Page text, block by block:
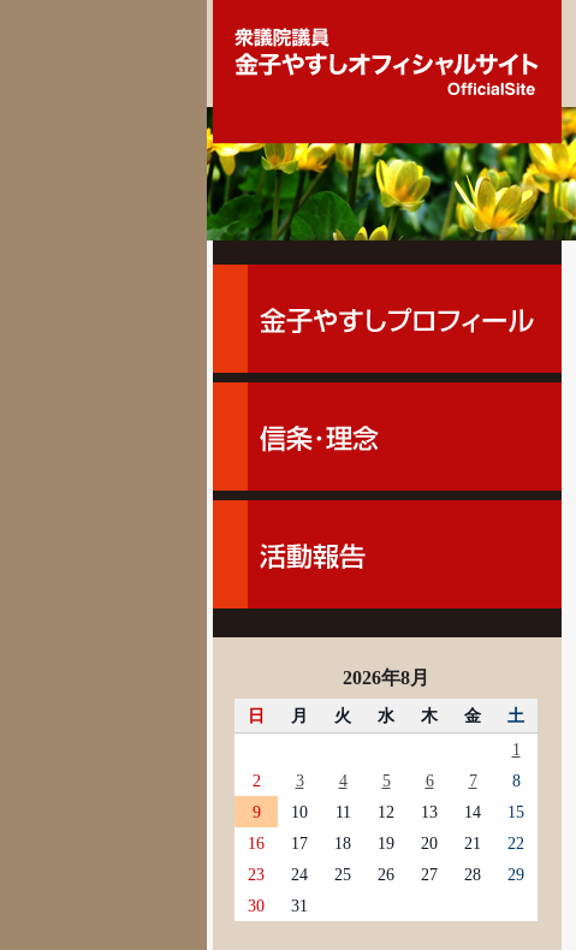
2026年8月
日 月 火 水 木 金
土
1
2
3 4 5 6 7
8
9
10 11 12 13 14
15
16
17 18 19 20 21
22
23
24 25 26 27 28
29
30
31